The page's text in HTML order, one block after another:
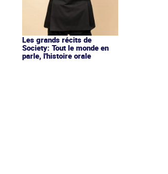
Les grands récits de
Society: Tout le monde en
parle, l'histoire orale